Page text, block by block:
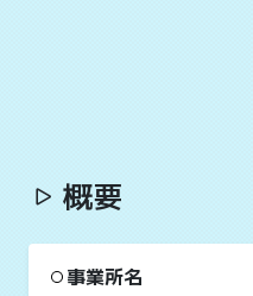
概要
事業所名